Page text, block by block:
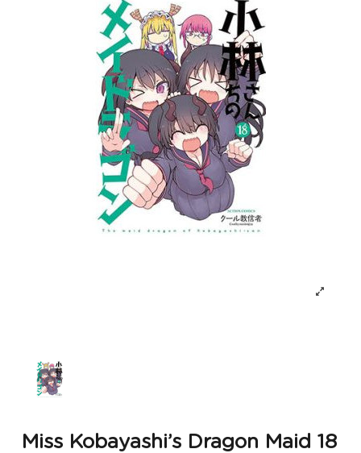
Miss Kobayashi’s Dragon Maid 18